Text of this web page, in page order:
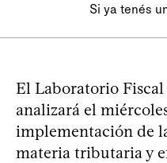
Si ya tenés
El Laboratorio
analizará el
implementación de
materia tributaria y